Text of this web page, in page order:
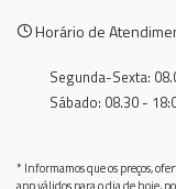
Horário de
Segunda-Sexta:
Sábado: 08.30 -
* Informamos que os preços,